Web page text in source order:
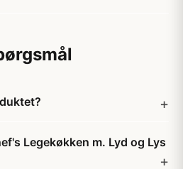
Legekøkken m. Lyd og Lys